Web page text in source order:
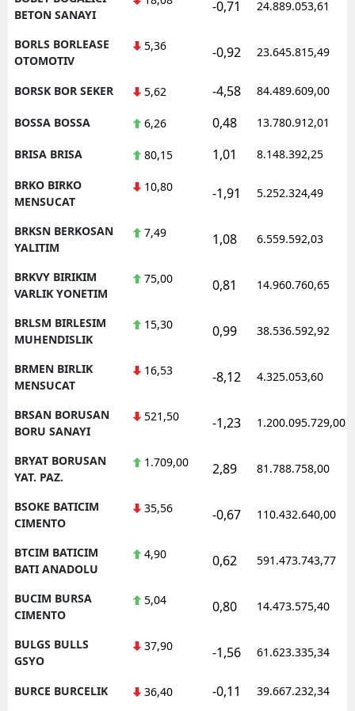
BETON SANAYI
-0,71 24.889.053,61
BORLS BORLEASE
OTOMOTIV
5,36 -0,92 23.645.815,49
BORSK BOR SEKER 5,62 -4,58 84.489.609,00
BOSSA BOSSA 6,26 0,48 13.780.912,01
BRISA BRISA 80,15 1,01 8.148.392,25
BRKO BIRKO
MENSUCAT
10,80 -1,91 5.252.324,49
BRKSN BERKOSAN
YALITIM
7,49 1,08 6.559.592,03
BRKVY BIRIKIM
VARLIK YONETIM
75,00 0,81 14.960.760,65
BRLSM BIRLESIM
MUHENDISLIK
15,30 0,99 38.536.592,92
BRMEN BIRLIK
MENSUCAT
16,53 -8,12 4.325.053,60
BRSAN BORUSAN
BORU SANAYI
521,50 -1,23 1.200.095.729,00
BRYAT BORUSAN
YAT. PAZ.
1.709,00 2,89 81.788.758,00
BSOKE BATICIM
CIMENTO
35,56 -0,67 110.432.640,00
BTCIM BATICIM
BATI ANADOLU
4,90 0,62 591.473.743,77
BUCIM BURSA
CIMENTO
5,04 0,80 14.473.575,40
BULGS BULLS
GSYO
37,90 -1,56 61.623.335,34
BURCE BURCELIK 36,40 -0,11 39.667.232,34